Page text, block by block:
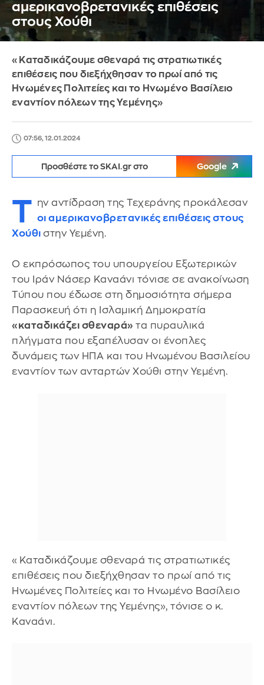
αμερικανοβρετανικές επιθέσεις
στους Χούθι
«Καταδικάζουμε σθεναρά τις στρατιωτικές
επιθέσεις που διεξήχθησαν το πρωί από τις
Ηνωμένες Πολιτείες και το Ηνωμένο Βασίλειο
εναντίον πόλεων της Υεμένης»
07:56, 12.01.2024
Προσθέστε το SKAI.gr στο Google
Τ ην αντίδραση της Τεχεράνης προκάλεσαν
οι αμερικανοβρετανικές επιθέσεις στους
Χούθι στην Υεμένη.
Ο εκπρόσωπος του υπουργείου Εξωτερικών
του Ιράν Νάσερ Καναάνι τόνισε σε ανακοίνωση
Τύπου που έδωσε στη δημοσιότητα σήμερα
Παρασκευή ότι η Ισλαμική Δημοκρατία
«καταδικάζει σθεναρά» τα πυραυλικά
πλήγματα που εξαπέλυσαν οι ένοπλες
δυνάμεις των ΗΠΑ και του Ηνωμένου Βασιλείου
εναντίον των ανταρτών Χούθι στην Υεμένη.
«Καταδικάζουμε σθεναρά τις στρατιωτικές
επιθέσεις που διεξήχθησαν το πρωί από τις
Ηνωμένες Πολιτείες και το Ηνωμένο Βασίλειο
εναντίον πόλεων της Υεμένης», τόνισε ο κ.
Καναάνι.